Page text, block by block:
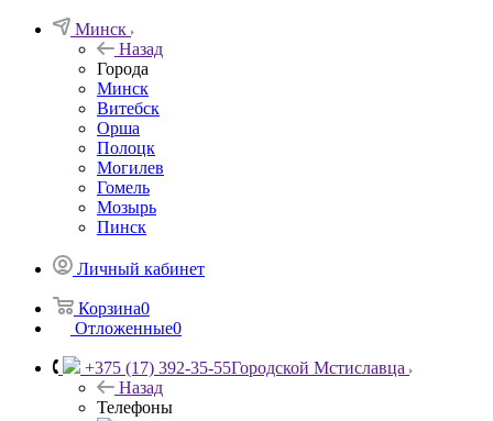
Минск
Назад
Города
Минск
Витебск
Орша
Полоцк
Могилев
Гомель
Мозырь
Пинск
Личный кабинет
Корзина0
Отложенные0
+375 (17) 392-35-55Городской Мстиславца
Назад
Телефоны